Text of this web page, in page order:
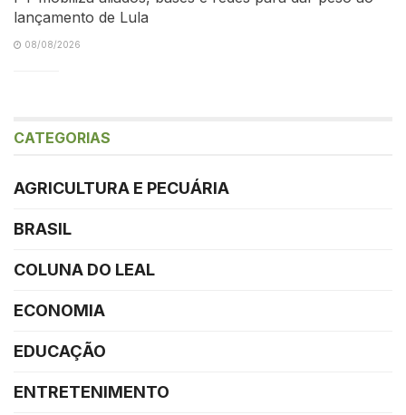
lançamento de Lula
08/08/2026
CATEGORIAS
AGRICULTURA E PECUÁRIA
BRASIL
COLUNA DO LEAL
ECONOMIA
EDUCAÇÃO
ENTRETENIMENTO